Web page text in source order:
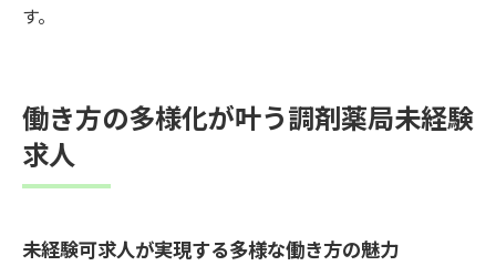
す。
働き方の多様化が叶う調剤薬局未経験
求人
未経験可求人が実現する多様な働き方の魅力